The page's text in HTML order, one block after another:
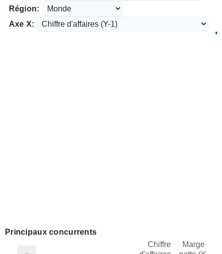
Région:
Axe X:
Principaux concurrents
Chiffre
Marge